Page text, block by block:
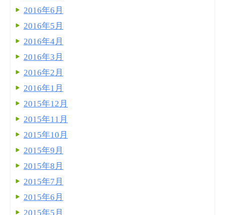
2016年6月
2016年5月
2016年4月
2016年3月
2016年2月
2016年1月
2015年12月
2015年11月
2015年10月
2015年9月
2015年8月
2015年7月
2015年6月
2015年5月